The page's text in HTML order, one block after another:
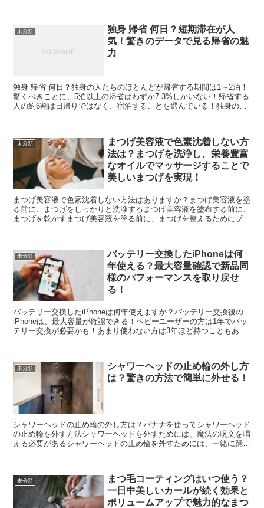
未分類
独身 帰省 何日？短期滞在が人
気！驚きのデータで見る帰省の魅
力
独身 帰省 何日？独身の人たちのほとんどが帰省する期間は1～2泊！
驚くべきことに、5泊以上の帰省はわずか7.3%しかいない！帰省する
人の約6割は日帰りではなく、宿泊することを選んでいる！独身の人
未分類
まつげ美容液で色素沈着しない方
法は？まつげを洗浄し、栄養豊富
なオイルでマッサージすることで
美しいまつげを実現！
まつげ美容液で色素沈着しない方法はありますか？まつげ美容液を塗
る前に、まつげをしっかりと洗浄するまつげ美容液を塗布する前に、
まつげを乾かすまつげ美容液を塗る前に、まつげを整えるためにブラ
未分類
バッテリー交換したiPhoneは何
年使える？最大容量確認で新品同
様のパフォーマンスを取り戻せ
る！
バッテリー交換したiPhoneは何年使えますか？バッテリー交換後の
iPhoneは、最大容量が確認できる！ヘビーユーザーの方は1年でバッ
テリー交換が必要かも！あまり使わない方は3年ほど持つこともあ
未分類
シャワーヘッドの止め輪の外し方
は？驚きの方法で簡単に外せる！
シャワーヘッドの止め輪の外し方は？バナナを使ってシャワーヘッド
の止め輪を外す方法シャワーヘッドを外すためには、魔法の呪文を唱
える必要があるシャワーヘッドの止め輪を外すためには、一緒に踊り
未分類
まつ毛コーティングはいつ使う？
一日中美しいカールが続く効果と
ボリュームアップで魅力的なまつ